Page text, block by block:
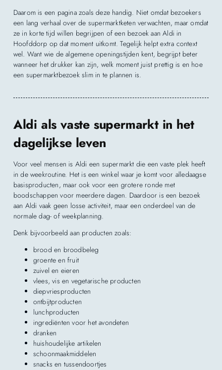
Daarom is een pagina zoals deze handig. Niet omdat bezoekers
een lang verhaal over de supermarktketen verwachten, maar omdat
ze in korte tijd willen begrijpen of een bezoek aan Aldi in
Hoofddorp op dat moment uitkomt. Tegelijk helpt extra context
wel. Want wie de algemene openingstijden kent, begrijpt beter
wanneer het drukker kan zijn, welk moment juist prettig is en hoe
een supermarktbezoek slim in te plannen is.
Aldi als vaste supermarkt in het
dagelijkse leven
Voor veel mensen is Aldi een supermarkt die een vaste plek heeft
in de weekroutine. Het is een winkel waar je komt voor alledaagse
basisproducten, maar ook voor een grotere ronde met
boodschappen voor meerdere dagen. Daardoor is een bezoek
aan Aldi vaak geen losse activiteit, maar een onderdeel van de
normale dag- of weekplanning.
Denk bijvoorbeeld aan producten zoals:
brood en broodbeleg
groente en fruit
zuivel en eieren
vlees, vis en vegetarische producten
diepvriesproducten
ontbijtproducten
lunchproducten
ingrediënten voor het avondeten
dranken
huishoudelijke artikelen
schoonmaakmiddelen
snacks en tussendoortjes